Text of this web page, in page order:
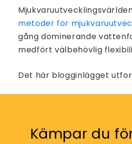
metoder för
gång dominerande
medfört välbehövlig
Det här blogginlägget
Kämpar du